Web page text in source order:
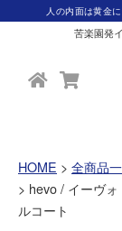
人の内面は黄金
苦楽園発
HOME
全商品
hevo / イーヴ
ルコート